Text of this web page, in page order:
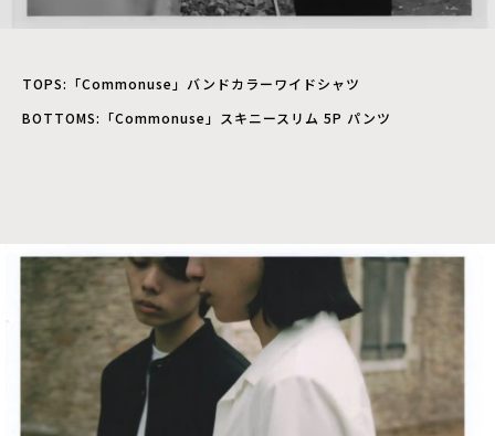
TOPS:「Commonuse」バンドカラーワイドシャツ
BOTTOMS:「Commonuse」スキニースリム 5P パンツ